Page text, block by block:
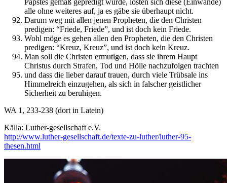
alle ohne weiteres auf, ja es gäbe sie überhaupt nicht.
Darum weg mit allen jenen Propheten, die den Christen
predigen: “Friede, Friede”, und ist doch kein Friede.
Wohl möge es gehen allen den Propheten, die den Christen
predigen: “Kreuz, Kreuz”, und ist doch kein Kreuz.
Man soll die Christen ermutigen, dass sie ihrem Haupt
Christus durch Strafen, Tod und Hölle nachzufolgen trachten
und dass die lieber darauf trauen, durch viele Trübsale ins
Himmelreich einzugehen, als sich in falscher geistlicher
Sicherheit zu beruhigen.
WA 1, 233-238 (dort in Latein)
Källa: Luther-gesellschaft e.V.
http://www.luther-gesellschaft.de/texte-zu-luther/luther-95-
thesen.html